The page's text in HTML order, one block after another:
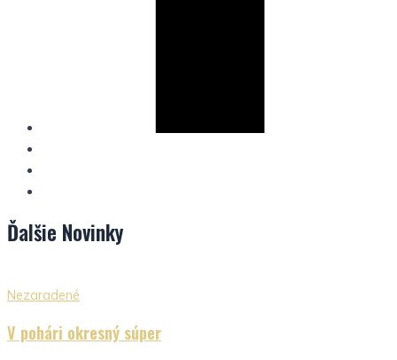
Ďalšie Novinky
Nezaradené
V pohári okresný súper